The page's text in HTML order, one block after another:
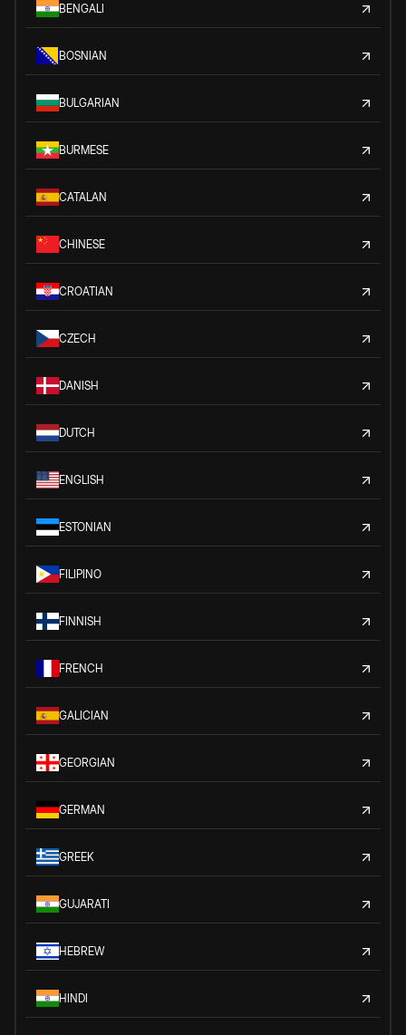
BENGALI
BOSNIAN
BULGARIAN
BURMESE
CATALAN
CHINESE
CROATIAN
CZECH
DANISH
DUTCH
ENGLISH
ESTONIAN
FILIPINO
FINNISH
FRENCH
GALICIAN
GEORGIAN
GERMAN
GREEK
GUJARATI
HEBREW
HINDI